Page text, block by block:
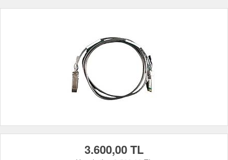
3.600,00 TL